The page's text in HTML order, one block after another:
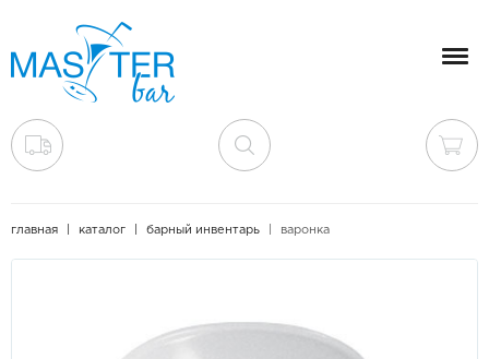
главная каталог барный инвентарь варонка